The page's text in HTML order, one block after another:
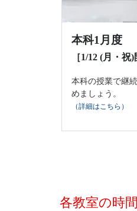
本科1月度
［1/12 (月・祝)
本科の授業で継
めましょう。
（詳細はこちら）
各教室の時